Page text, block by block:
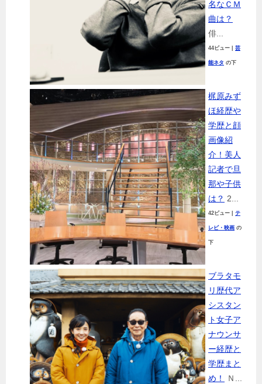
名なＣＭ
曲は？
俳...
44ビュー 芸
能ネタ の下
梶原みず
ほ経歴や
学歴と顔
画像紹
介！美人
記者で旦
那や子供
は？ 2...
42ビュー テ
レビ・映画 の
下
ブラタモ
リ歴代ア
シスタン
ト女子ア
ナウンサ
ー経歴と
学歴まと
め！
Ｎ...